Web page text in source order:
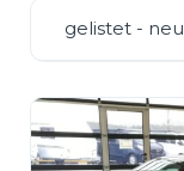
gelistet -